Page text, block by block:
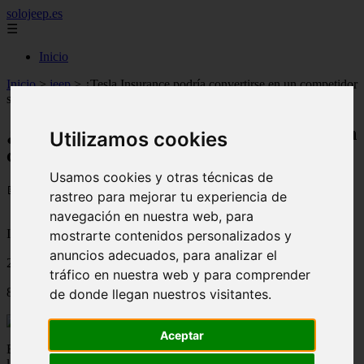
Utilizamos cookies
Usamos cookies y otras técnicas de
rastreo para mejorar tu experiencia de
navegación en nuestra web, para
mostrarte contenidos personalizados y
anuncios adecuados, para analizar el
tráfico en nuestra web y para comprender
de donde llegan nuestros visitantes.
Aceptar
solojeep.es
☰
Inicio
Inicio > jeep >¿Tesla Insurance podría convertirse en un competidor
serio para las aseguradoras?
¿Tesla Insurance podría convertirse en un
competidor serio para las aseguradoras?
📅 01/07/2025
Información General Seguros
2019-10-18
842
El nuevo servicio de seguros de Tesla que está en proyectando